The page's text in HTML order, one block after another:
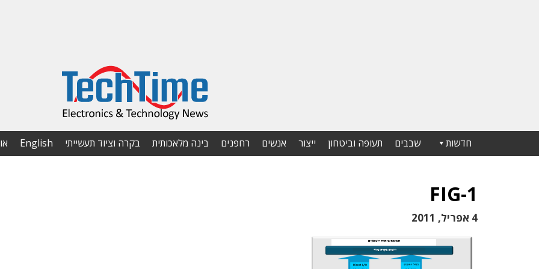
חדשות שבבים תעופה וביטחון ייצור אנשים רחפנים בינה מלאכותית בקרה וציוד תעשייתי English
FIG-1
4 אפריל, 2011